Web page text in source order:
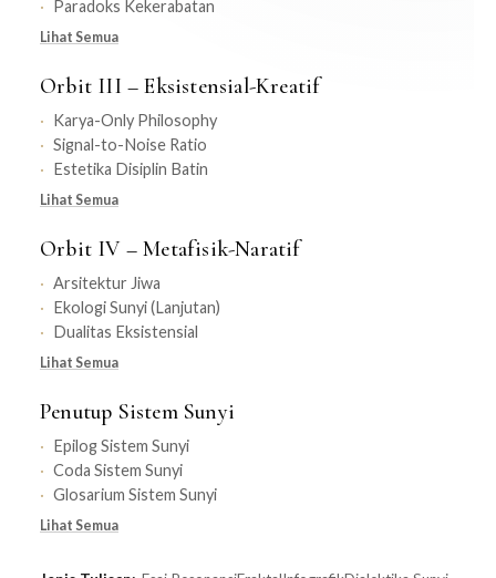
Paradoks Kekerabatan
Lihat Semua
Orbit III – Eksistensial-Kreatif
Karya-Only Philosophy
Signal-to-Noise Ratio
Estetika Disiplin Batin
Lihat Semua
Orbit IV – Metafisik-Naratif
Arsitektur Jiwa
Ekologi Sunyi (Lanjutan)
Dualitas Eksistensial
Lihat Semua
Penutup Sistem Sunyi
Epilog Sistem Sunyi
Coda Sistem Sunyi
Glosarium Sistem Sunyi
Lihat Semua